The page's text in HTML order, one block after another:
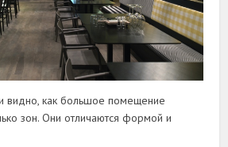
видно, как большое помещение
зон. Они отличаются формой и